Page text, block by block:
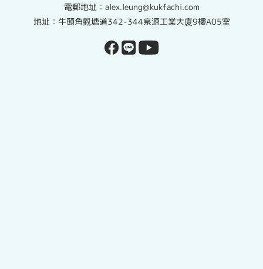
電郵地址：alex.leung@kukfachi.com
地址：牛頭角觀塘道342-344泉源工業大廈9樓A05室